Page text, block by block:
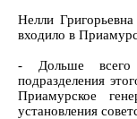
Нелли
входило в
- Дольше всего
подразделения
Приамурское
установления